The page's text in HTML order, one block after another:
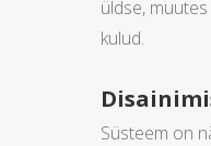
üldse,
kulud.
Süsteem on